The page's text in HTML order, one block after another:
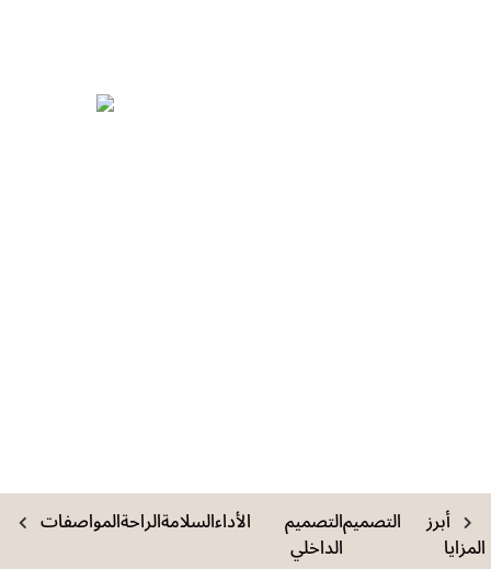
أبرز
المزايا
التصميمالتصميم
الداخلي
الأداءالسلامةالراحةالمواصفات